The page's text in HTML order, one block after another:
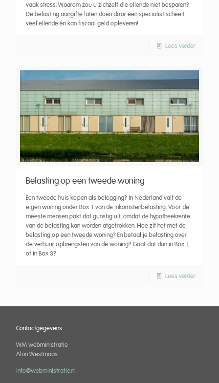
vaak stress. Waarom zou u zichzelf die ellende niet besparen?
De belasting aangifte laten doen door een specialist scheelt
veel ellende én kan fiscaal geld opleveren!
Lees verder
Belasting op een tweede woning
Een tweede huis kopen als belegging? In Nederland valt de
eigen woning onder Box 1 van de inkomstenbelasting. Voor de
meeste mensen pakt dat gunstig uit, omdat de hypotheekrente
van de belasting kan worden afgetrokken. Hoe zit het met de
belasting op een tweede woning? En betaal je belasting over
de verhuur opbrengsten van de woning? Gaat dat dan in Box 1,
of in Box 3?
Lees verder
Contactgegevens
WM webministratie
Alan Westmaas
info@webministratie.nl